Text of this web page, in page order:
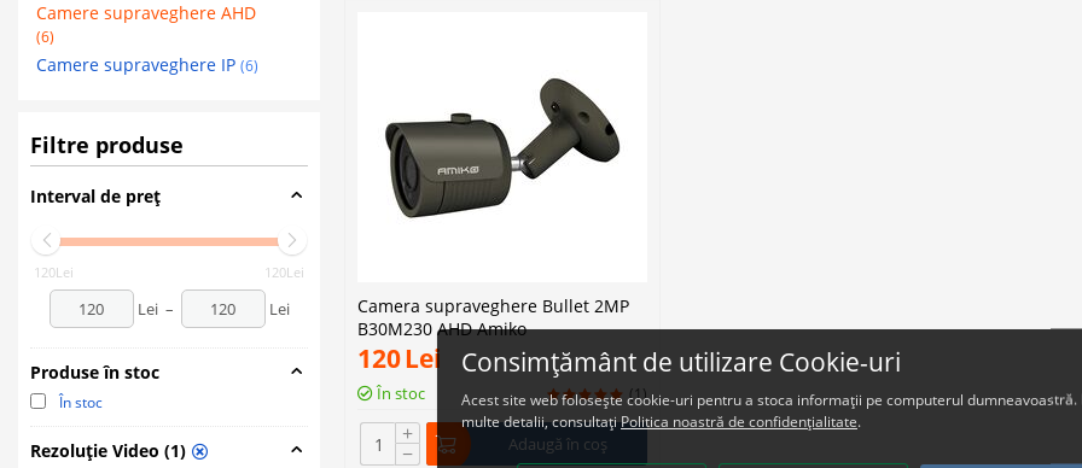
Camere supraveghere AHD
(6)
Camere supraveghere IP (6)
Filtre produse
Interval de preț
120Lei 120Lei
Lei – Lei
Produse în stoc
În stoc
Rezoluție Video (1)
Camera supraveghere Bullet 2MP
B30M230 AHD Amiko
120Lei
În stoc (1)
+
− Adaugă în coș
Consimțământ de utilizare Cookie-uri
Acest site web folosește cookie-uri pentru a stoca informații pe computerul dumneavoastră.
multe detalii, consultațiPolitica noastră de confidențialitate.